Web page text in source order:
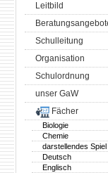
Leitbild
Schulleitung
Organisation
Schulordnung
unser GaW
Fächer
Biologie
Chemie
darstellendes Spiel
Deutsch
Englisch